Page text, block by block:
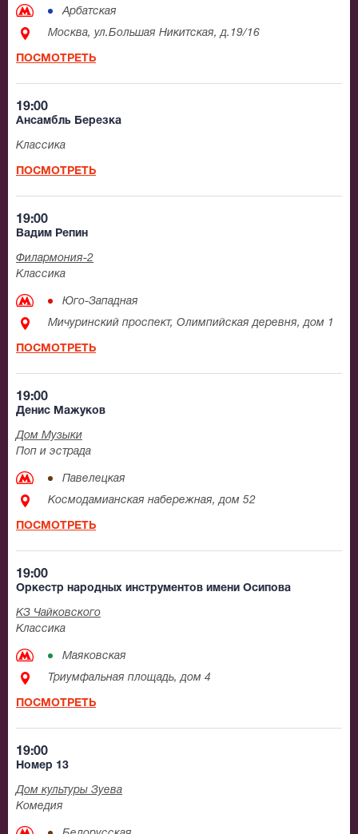
Арбатская
Москва, ул.Большая Никитская, д.19/16
ПОСМОТРЕТЬ
19:00
Ансамбль Березка
Классика
ПОСМОТРЕТЬ
19:00
Вадим Репин
Филармония-2
Классика
Юго-Западная
Мичуринский проспект, Олимпийская деревня, дом 1
ПОСМОТРЕТЬ
19:00
Денис Мажуков
Дом Музыки
Поп и эстрада
Павелецкая
Космодамианская набережная, дом 52
ПОСМОТРЕТЬ
19:00
Оркестр народных инструментов имени Осипова
КЗ Чайковского
Классика
Маяковская
Триумфальная площадь, дом 4
ПОСМОТРЕТЬ
19:00
Номер 13
Дом культуры Зуева
Комедия